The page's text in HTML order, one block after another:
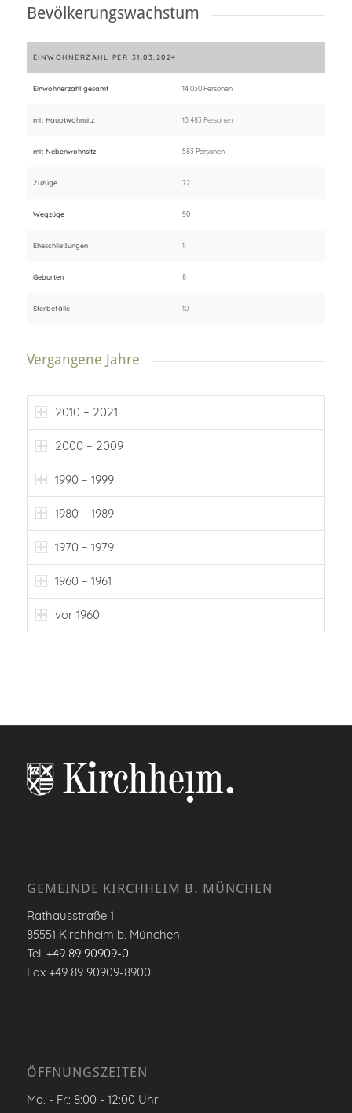
Bevölkerungswachstum
EINWOHNERZAHL PER 31.03.2024
Einwohnerzahl gesamt 14.030 Personen
mit Hauptwohnsitz 13.483 Personen
mit Nebenwohnsitz 583 Personen
Zuzüge 72
Wegzüge 50
Eheschließungen 1
Geburten 8
Sterbefälle 10
Vergangene Jahre
2010 – 2021
2000 – 2009
1990 – 1999
1980 – 1989
1970 – 1979
1960 – 1961
vor 1960
GEMEINDE KIRCHHEIM B. MÜNCHEN
Rathausstraße 1
85551 Kirchheim b. München
Tel. +49 89 90909-0
Fax +49 89 90909-8900
ÖFFNUNGSZEITEN
Mo. - Fr.: 8:00 - 12:00 Uhr